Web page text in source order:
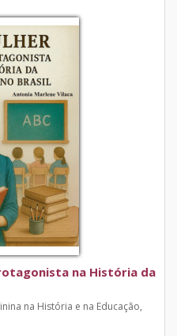
na História da
na História e na Educação,